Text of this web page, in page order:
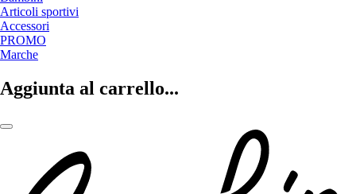
Articoli sportivi
Accessori
PROMO
Marche
Aggiunta al carrello...